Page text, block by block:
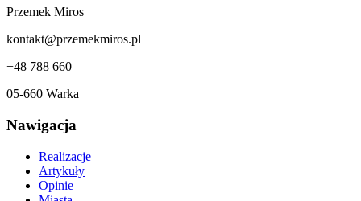
Przemek Miros
kontakt@przemekmiros.pl
+48 788 660
05-660 Warka
Nawigacja
Realizacje
Artykuły
Opinie